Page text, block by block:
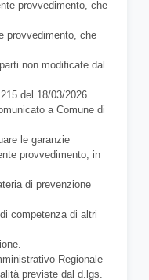
provvedimento, che
provvedimento, che
non modificate dal
del 18/03/2026.
a Comune di
le garanzie
provvedimento, in
di prevenzione
competenza di altri
Regionale
previste dal d.lgs.